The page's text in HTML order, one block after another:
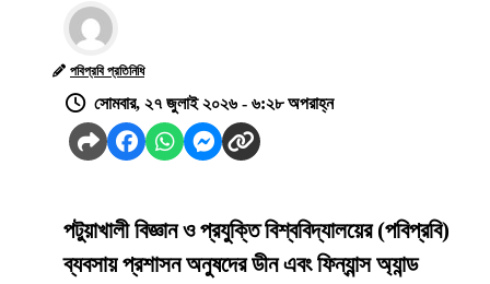
পবিপ্রবি প্রতিনিধি
সোমবার, ২৭ জুলাই ২০২৬ - ৬:২৮ অপরাহ্ন
পটুয়াখালী বিজ্ঞান ও প্রযুক্তি বিশ্ববিদ্যালয়ের (পবিপ্রবি)
ব্যবসায় প্রশাসন অনুষদের ডীন এবং ফিন্যান্স অ্যান্ড